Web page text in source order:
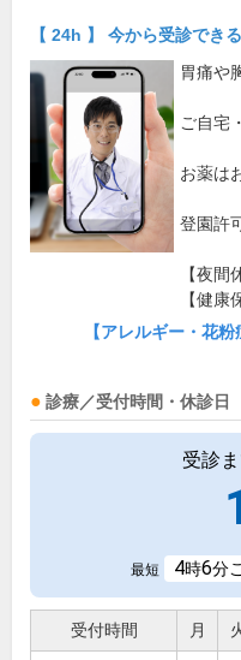
【 24h 】 今から受診できる
胃痛や
ご自宅
お薬は
登園許
【夜間
【健康
【アレルギー・花
診療／受付時間・休診日
受診
最短 4時6分
受付時間 月